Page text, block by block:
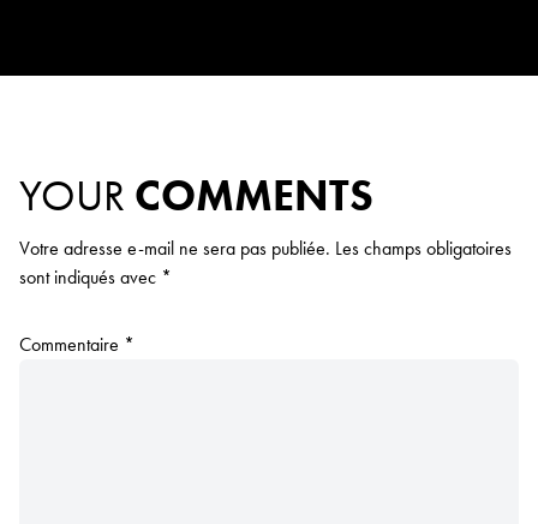
YOUR COMMENTS
Votre adresse e-mail ne sera pas publiée. Les champs obligatoires
sont indiqués avec *
Commentaire *